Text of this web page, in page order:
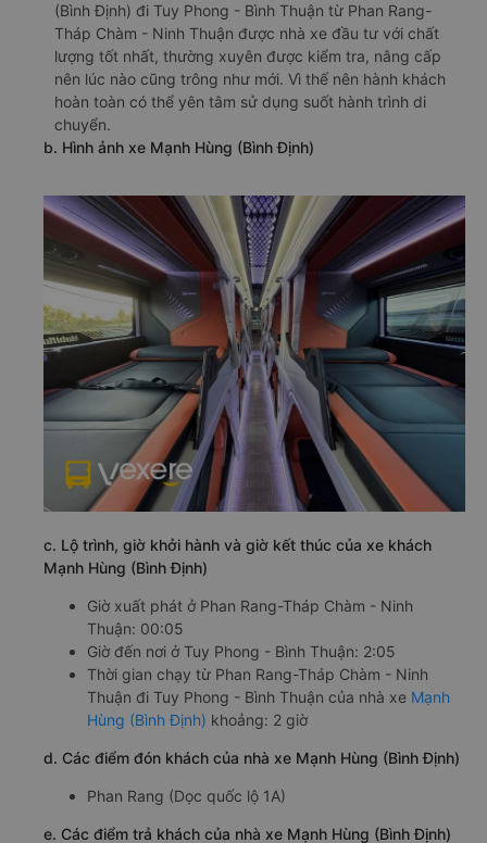
(Bình Định) đi Tuy Phong - Bình Thuận từ Phan Rang-
Tháp Chàm - Ninh Thuận được nhà xe đầu tư với chất
lượng tốt nhất, thường xuyên được kiểm tra, nâng cấp
nên lúc nào cũng trông như mới. Vì thế nên hành khách
hoàn toàn có thể yên tâm sử dụng suốt hành trình di
chuyển.
b. Hình ảnh xe Mạnh Hùng (Bình Định)
c. Lộ trình, giờ khởi hành và giờ kết thúc của xe khách
Mạnh Hùng (Bình Định)
Giờ xuất phát ở Phan Rang-Tháp Chàm - Ninh
Thuận: 00:05
Giờ đến nơi ở Tuy Phong - Bình Thuận: 2:05
Thời gian chạy từ Phan Rang-Tháp Chàm - Ninh
Thuận đi Tuy Phong - Bình Thuận của nhà xe Mạnh
Hùng (Bình Định) khoảng: 2 giờ
d. Các điểm đón khách của nhà xe Mạnh Hùng (Bình Định)
Phan Rang (Dọc quốc lộ 1A)
e. Các điểm trả khách của nhà xe Mạnh Hùng (Bình Định)